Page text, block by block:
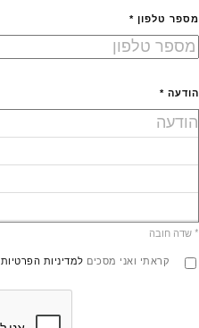
מספר טלפון *
הודעה *
* שדה חובה
קראתי ואני מסכים למדיניות הפרטיות